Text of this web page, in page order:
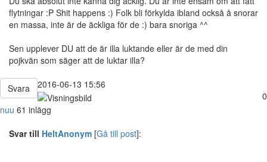
flytningar :P Shit happens :) Folk bli förkylda ibland också å snorar
en massa, inte är de äckliga för de :) bara snoriga ^^
Sen upplever DU att de är illa luktande eller är de med din
pojkvän som säger att de luktar illa?
Svara
2016-06-13 15:56
0
nuu 61 inlägg
Svar till HeltAnonym [Gå till post]: